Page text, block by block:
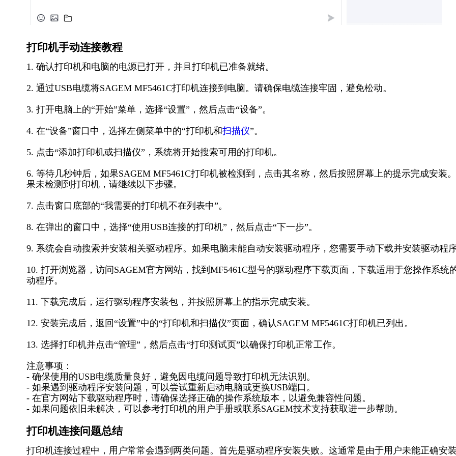
打印机手动连接教程
1. 确认打印机和电脑的电源已打开，并且打印机已准备就绪。
2. 通过USB电缆将SAGEM MF5461C打印机连接到电脑。请确保电缆连接牢固，避免松动。
3. 打开电脑上的“开始”菜单，选择“设置”，然后点击“设备”。
4. 在“设备”窗口中，选择左侧菜单中的“打印机和扫描仪”。
5. 点击“添加打印机或扫描仪”，系统将开始搜索可用的打印机。
6. 等待几秒钟后，如果SAGEM MF5461C打印机被检测到，点击其名称，然后按照屏幕上的提示完成安装
果未检测到打印机，请继续以下步骤。
7. 点击窗口底部的“我需要的打印机不在列表中”。
8. 在弹出的窗口中，选择“使用USB连接的打印机”，然后点击“下一步”。
9. 系统会自动搜索并安装相关驱动程序。如果电脑未能自动安装驱动程序，您需要手动下载并安装驱动程
10. 打开浏览器，访问SAGEM官方网站，找到MF5461C型号的驱动程序下载页面，下载适用于您操作系统
动程序。
11. 下载完成后，运行驱动程序安装包，并按照屏幕上的指示完成安装。
12. 安装完成后，返回“设置”中的“打印机和扫描仪”页面，确认SAGEM MF5461C打印机已列出。
13. 选择打印机并点击“管理”，然后点击“打印测试页”以确保打印机正常工作。
注意事项：
- 确保使用的USB电缆质量良好，避免因电缆问题导致打印机无法识别。
- 如果遇到驱动程序安装问题，可以尝试重新启动电脑或更换USB端口。
- 在官方网站下载驱动程序时，请确保选择正确的操作系统版本，以避免兼容性问题。
- 如果问题依旧未解决，可以参考打印机的用户手册或联系SAGEM技术支持获取进一步帮助。
打印机连接问题总结
打印机连接过程中，用户常常会遇到两类问题。首先是驱动程序安装失败。这通常是由于用户未能正确安